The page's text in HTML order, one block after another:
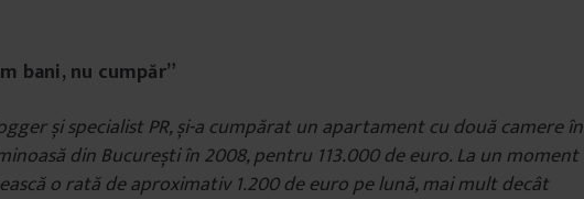
bani, nu cumpăr”
și specialist PR, și-a cumpărat un apartament cu două camere în
din București în 2008, pentru 113.000 de euro. La un moment
o rată de aproximativ 1.200 de euro pe lună, mai mult decât